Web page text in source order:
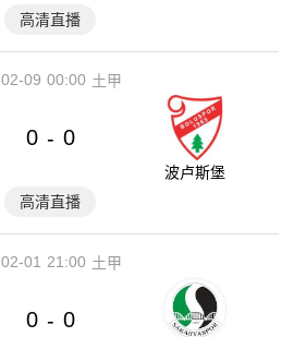
高清直播
00:00
02-09 土甲
0 - 0
波卢斯堡
高清直播
21:00
02-01 土甲
0 - 0